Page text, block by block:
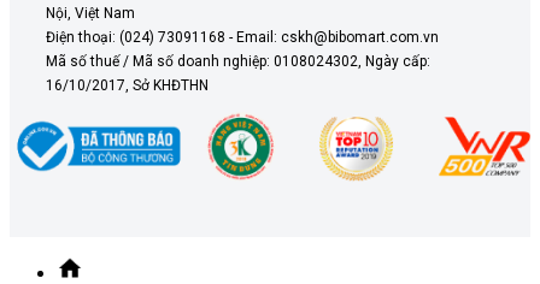
Nội, Việt Nam
Điện thoại: (024) 73091168 - Email: cskh@bibomart.com.vn
Mã số thuế / Mã số doanh nghiệp: 0108024302, Ngày cấp:
16/10/2017, Sở KHĐTHN